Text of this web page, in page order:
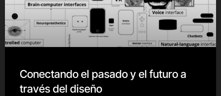
Conectando el pasado y el futuro a
través del diseño